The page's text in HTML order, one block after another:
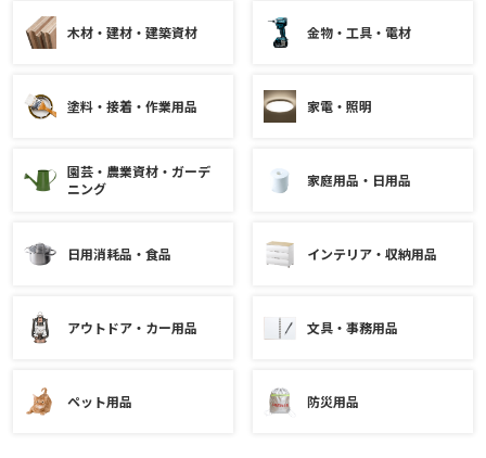
木材・建材・建築資材 金物・工具・電材
塗料・接着・作業用品 家電・照明
園芸・農業資材・ガーデ
ニング
家庭用品・日用品
日用消耗品・食品 インテリア・収納用品
アウトドア・カー用品 文具・事務用品
ペット用品 防災用品